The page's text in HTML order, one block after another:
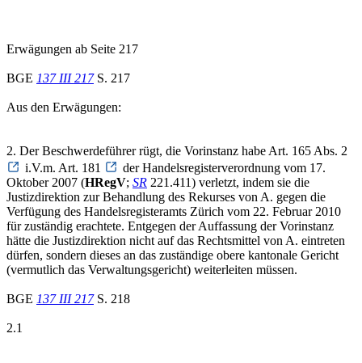
Erwägungen ab Seite 217
BGE 137 III 217S. 217
Aus den Erwägungen:
2. Der Beschwerdeführer rügt, die Vorinstanz habe Art. 165 Abs. 2
i.V.m. Art. 181
der Handelsregisterverordnung vom 17.
Oktober 2007 (HRegV; SR 221.411) verletzt, indem sie die
Justizdirektion zur Behandlung des Rekurses von A. gegen die
Verfügung des Handelsregisteramts Zürich vom 22. Februar 2010
für zuständig erachtete. Entgegen der Auffassung der Vorinstanz
hätte die Justizdirektion nicht auf das Rechtsmittel von A. eintreten
dürfen, sondern dieses an das zuständige obere kantonale Gericht
(vermutlich das Verwaltungsgericht) weiterleiten müssen.
BGE 137 III 217S. 218
2.1